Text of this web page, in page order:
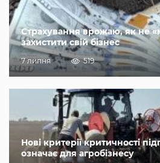
Страхування врожаю, як не
захистити свій бізнес
7 липня 519
Нові критерії критичності
означає для агробізнесу